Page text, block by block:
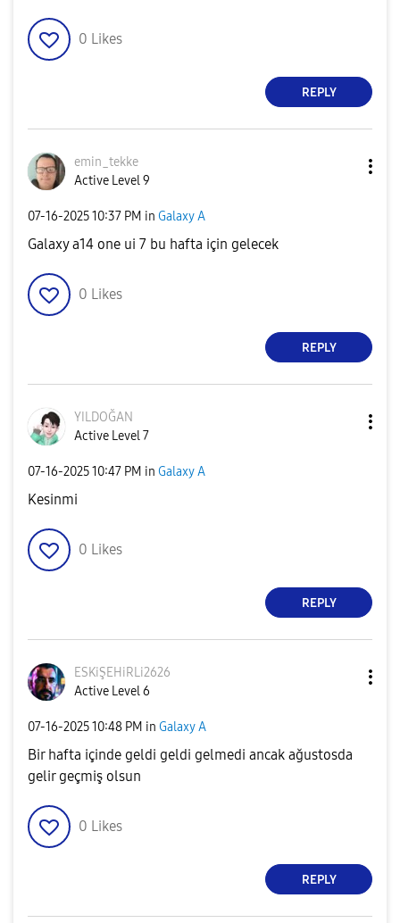
0 Likes
REPLY
emin_tekke
Active Level 9
‎07-16-202510:37 PM in Galaxy A
Galaxy a14 one ui 7 bu hafta için gelecek
0 Likes
REPLY
YILDOĞAN
Active Level 7
‎07-16-202510:47 PM in Galaxy A
Kesinmi
0 Likes
REPLY
ESKiŞEHiRLi2626
Active Level 6
‎07-16-202510:48 PM in Galaxy A
Bir hafta içinde geldi geldi gelmedi ancak ağustosda
gelir geçmiş olsun
0 Likes
REPLY